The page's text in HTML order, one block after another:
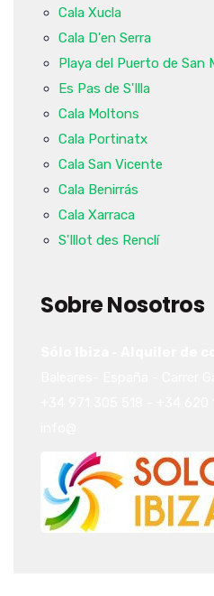
Cala Xucla
Cala D'en Serra
Playa del Puerto de San
Es Pas de S'Illa
Cala Moltons
Cala Portinatx
Cala San Vicente
Cala Benirrás
Cala Xarraca
S'Illot des Renclí
Sobre Nosotros